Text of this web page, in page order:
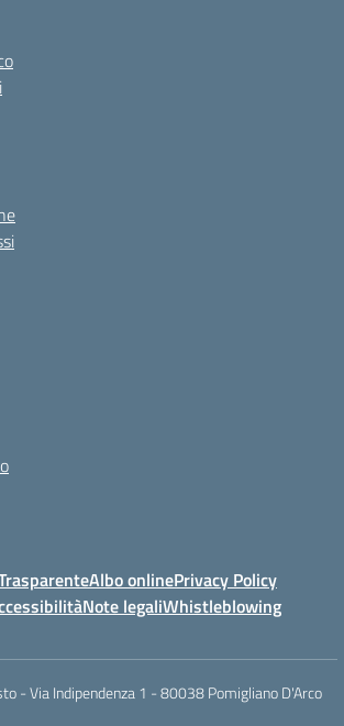
Albo onlinePrivacy Policy
Note legaliWhistleblowing
- Via Indipendenza 1 - 80038 Pomigliano D'Arco